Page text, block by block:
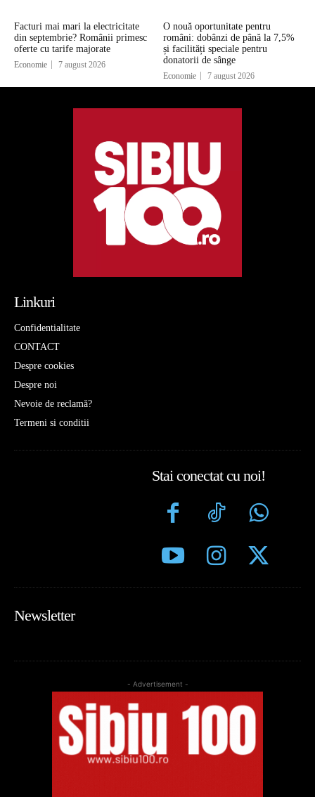
Facturi mai mari la electricitate
din septembrie? Românii primesc
oferte cu tarife majorate
Economie 7 august 2026
O nouă oportunitate pentru
români: dobânzi de până la 7,5%
și facilități speciale pentru
donatorii de sânge
Economie 7 august 2026
Linkuri
Confidentialitate
CONTACT
Despre cookies
Despre noi
Nevoie de reclamă?
Termeni si conditii
Stai conectat cu noi!
Newsletter
- Advertisement -